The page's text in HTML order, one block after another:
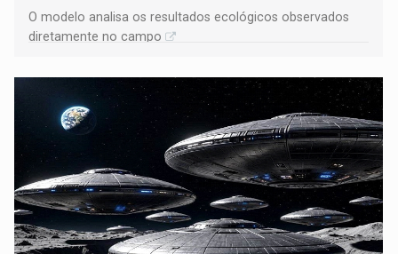
O modelo analisa os resultados ecológicos observados
diretamente no campo